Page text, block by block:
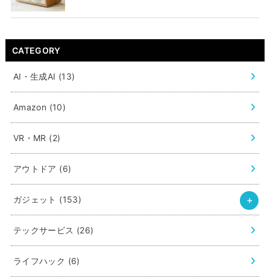
CATEGORY
AI・生成AI (13)
Amazon (10)
VR・MR (2)
アウトドア (6)
ガジェット (153)
テックサービス (26)
ライフハック (6)